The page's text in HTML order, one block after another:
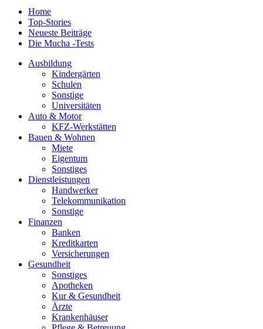
Home
Top-Stories
Neueste Beiträge
Die Mucha -Tests
Ausbildung
Kindergärten
Schulen
Sonstige
Universitäten
Auto & Motor
KFZ-Werkstätten
Bauen & Wohnen
Miete
Eigentum
Sonstiges
Dienstleistungen
Handwerker
Telekommunikation
Sonstige
Finanzen
Banken
Kreditkarten
Versicherungen
Gesundheit
Sonstiges
Apotheken
Kur & Gesundheit
Ärzte
Krankenhäuser